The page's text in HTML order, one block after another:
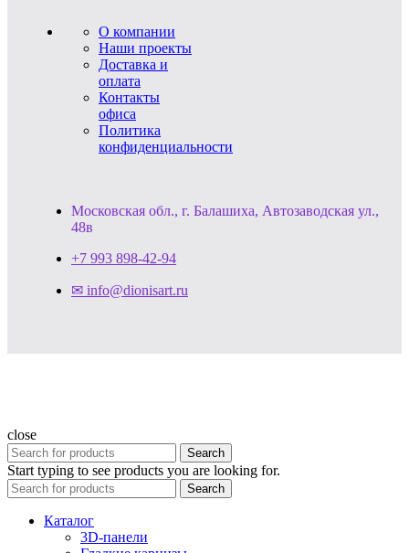
О компании
Наши проекты
Доставка и
оплата
Контакты
офиса
Политика
конфиденциальности
Московская обл., г. Балашиха, Автозаводская ул.,
48в
+7 993 898-42-94
✉ info@dionisart.ru
close
Search
Start typing to see products you are looking for.
Search
Каталог
3D-панели